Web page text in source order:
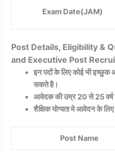
Exam Date(JAM)
Post Details, Eligibility &
and Executive Post
इन पदों के लिए कोई भी इच्छुक
सकते है।
आवेदक की उम्र 20 से 25 वर्ष
शैक्षिक योग्यता मे आवेदन के
Post Name